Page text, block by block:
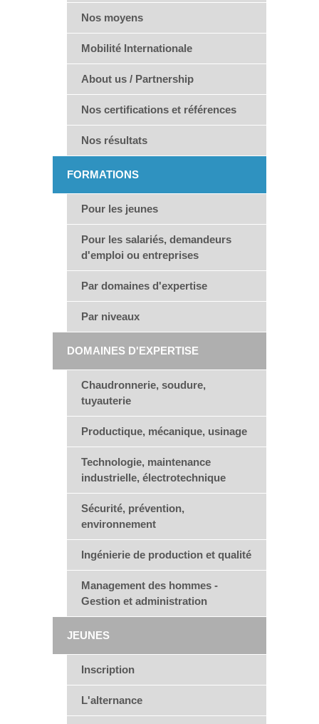
Nos moyens
Mobilité Internationale
About us / Partnership
Nos certifications et références
Nos résultats
FORMATIONS
Pour les jeunes
Pour les salariés, demandeurs
d'emploi ou entreprises
Par domaines d'expertise
Par niveaux
DOMAINES D'EXPERTISE
Chaudronnerie, soudure,
tuyauterie
Productique, mécanique, usinage
Technologie, maintenance
industrielle, électrotechnique
Sécurité, prévention,
environnement
Ingénierie de production et qualité
Management des hommes -
Gestion et administration
JEUNES
Inscription
L'alternance